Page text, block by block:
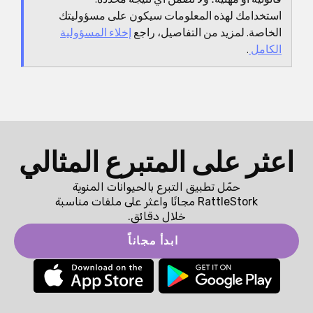
استخدامك لهذه المعلومات سيكون على مسؤوليتك
الخاصة. لمزيد من التفاصيل، راجعإخلاء المسؤولية
الكامل.
اعثر على المتبرع المثالي
حمّل تطبيق التبرع بالحيوانات المنوية
RattleStork مجانًا واعثر على ملفات مناسبة
خلال دقائق.
ابدأ مجاناً